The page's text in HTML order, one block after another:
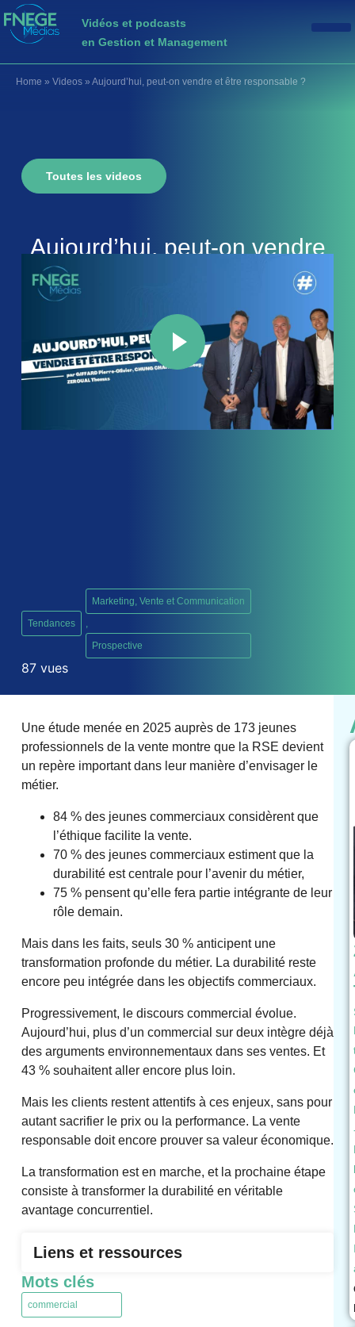
Vidéos et podcasts
en Gestion et Management
Home » Videos » Aujourd’hui, peut-on vendre et être responsable ?
Toutes les videos
Aujourd’hui, peut-on vendre
et être responsable ?
Tendances
Marketing, Vente et Communication
Prospective
87 vues
Une étude menée en 2025 auprès de 173 jeunes
professionnels de la vente montre que la RSE devient
un repère important dans leur manière d’envisager le
métier.
84 % des jeunes commerciaux considèrent que
l’éthique facilite la vente.
70 % des jeunes commerciaux estiment que la
durabilité est centrale pour l’avenir du métier,
75 % pensent qu’elle fera partie intégrante de leur
rôle demain.
Mais dans les faits, seuls 30 % anticipent une
transformation profonde du métier. La durabilité reste
encore peu intégrée dans les objectifs commerciaux.
Progressivement, le discours commercial évolue.
Aujourd’hui, plus d’un commercial sur deux intègre déjà
des arguments environnementaux dans ses ventes. Et
43 % souhaitent aller encore plus loin.
Mais les clients restent attentifs à ces enjeux, sans pour
autant sacrifier le prix ou la performance. La vente
responsable doit encore prouver sa valeur économique.
La transformation est en marche, et la prochaine étape
consiste à transformer la durabilité en véritable
avantage concurrentiel.
Liens et ressources
Mots clés
commercial